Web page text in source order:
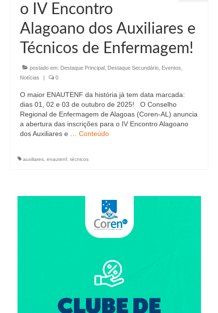
o IV Encontro
Alagoano dos Auxiliares e
Técnicos de Enfermagem!
postado em: Destaque Principal Destaque Secundário Eventos
Notícias
| 0
O maior ENAUTENF da história já tem data marcada:
dias 01, 02 e 03 de outubro de 2025! O Conselho
Regional de Enfermagem de Alagoas (Coren-AL) anuncia
a abertura das inscrições para o IV Encontro Alagoano
dos Auxiliares e … Conteúdo
auxiliares enautenf técnicos